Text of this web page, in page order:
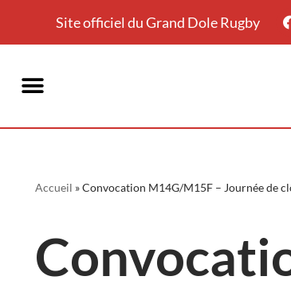
Site officiel du Grand Dole Rugby
Accueil »Convocation M14G/M15F – Journée de